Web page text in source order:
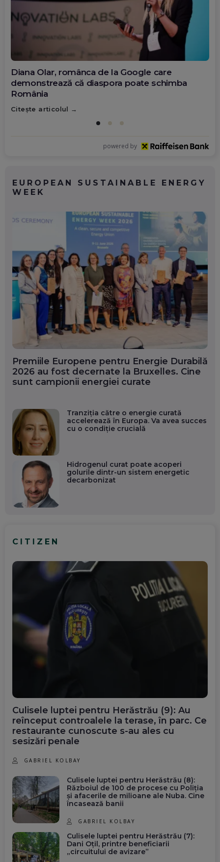
Diana Olar, românca de la Google care
demonstrează că diaspora poate schimba
România
Citește articolul
powered by
EUROPEAN SUSTAINABLE ENERGY
WEEK
Premiile Europene pentru Energie Durabilă
2026 au fost decernate la Bruxelles. Cine
sunt campionii energiei curate
Tranziția către o energie curată
accelerează în Europa. Va avea succes
cu o condiție crucială
Hidrogenul curat poate acoperi
golurile dintr-un sistem energetic
decarbonizat
CITIZEN
Culisele luptei pentru Herăstrău (9): Au
reînceput controalele la terase, în parc. Ce
restaurante cunoscute s-au ales cu
sesizări penale
GABRIEL KOLBAY
Culisele luptei pentru Herăstrău (8):
Războiul de 100 de procese cu Poliția
și afacerile de milioane ale Nuba. Cine
încasează banii
GABRIEL KOLBAY
Culisele luptei pentru Herăstrău (7):
Dani Oțil, printre beneficiarii
„circuitului de avizare”